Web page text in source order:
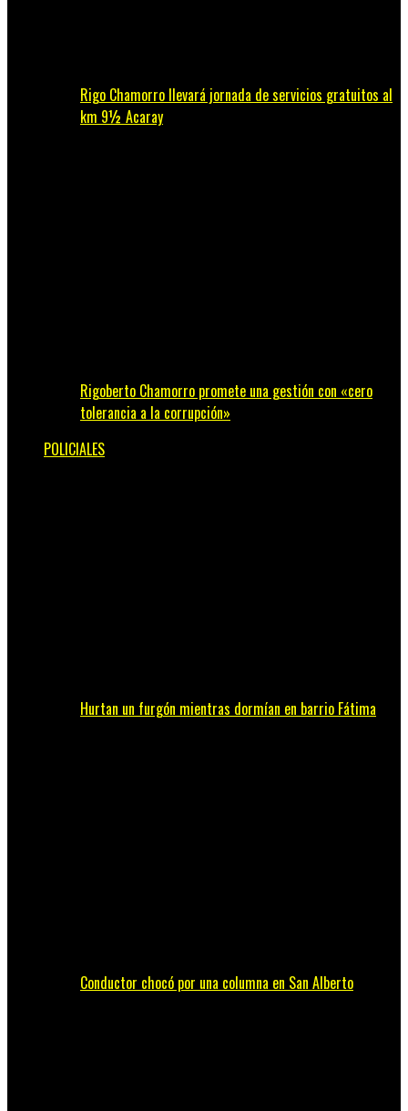
Rigo Chamorro llevará jornada de servicios gratuitos al
km 9½ Acaray
Rigoberto Chamorro promete una gestión con «cero
tolerancia a la corrupción»
POLICIALES
Hurtan un furgón mientras dormían en barrio Fátima
Conductor chocó por una columna en San Alberto